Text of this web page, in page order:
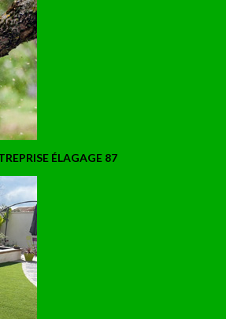
ÉLAGAGE 87